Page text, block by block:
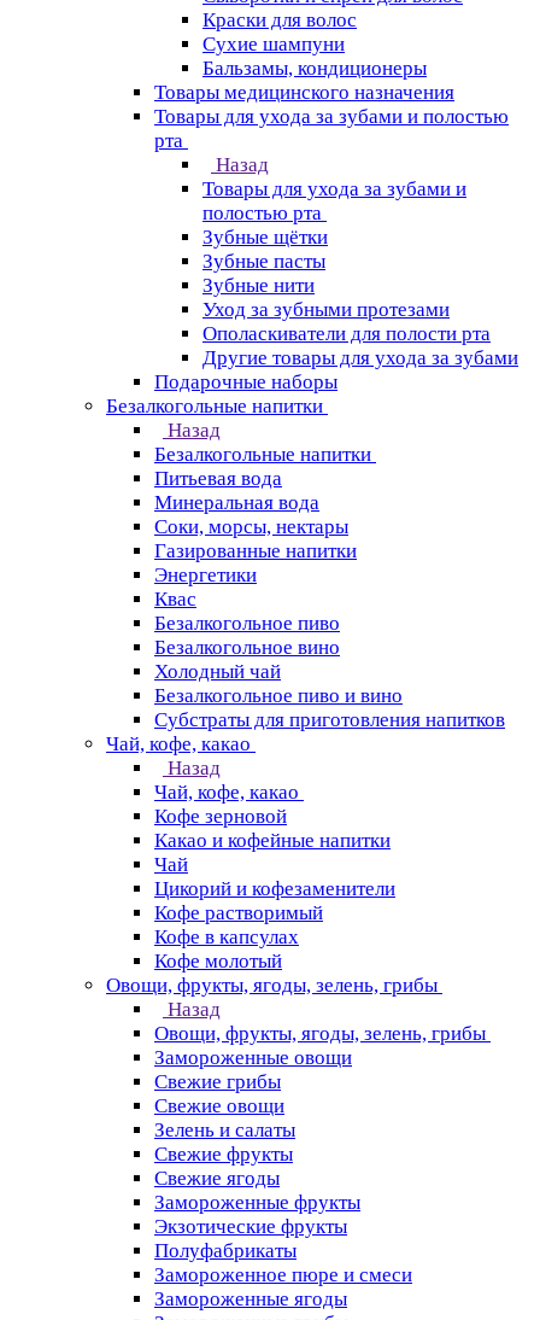
Краски для волос
Сухие шампуни
Бальзамы, кондиционеры
Товары медицинского назначения
Товары для ухода за зубами и полостью
рта
Назад
Товары для ухода за зубами и
полостью рта
Зубные щётки
Зубные пасты
Зубные нити
Уход за зубными протезами
Ополаскиватели для полости рта
Другие товары для ухода за зубами
Подарочные наборы
Безалкогольные напитки
Назад
Безалкогольные напитки
Питьевая вода
Минеральная вода
Соки, морсы, нектары
Газированные напитки
Энергетики
Квас
Безалкогольное пиво
Безалкогольное вино
Холодный чай
Безалкогольное пиво и вино
Субстраты для приготовления напитков
Чай, кофе, какао
Назад
Чай, кофе, какао
Кофе зерновой
Какао и кофейные напитки
Чай
Цикорий и кофезаменители
Кофе растворимый
Кофе в капсулах
Кофе молотый
Овощи, фрукты, ягоды, зелень, грибы
Назад
Овощи, фрукты, ягоды, зелень, грибы
Замороженные овощи
Свежие грибы
Свежие овощи
Зелень и салаты
Свежие фрукты
Свежие ягоды
Замороженные фрукты
Экзотические фрукты
Полуфабрикаты
Замороженное пюре и смеси
Замороженные ягоды